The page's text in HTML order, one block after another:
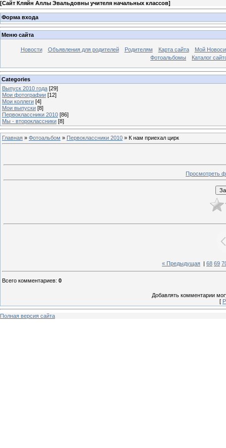
[Сайт Кляйн Аллы Эвальдовны учителя начальных классов]
Форма входа
Меню сайта
Новости Объявления для родителей Родителям Карта сайта
Мой
Фотоальбомы
Каталог
Categories
Выпуск 2010 года [29]
Мои фотографии [12]
Мои коллеги [4]
Мои выпуски [8]
Первоклассники 2010 [86]
Мы - второклассники [8]
Главная » Фотоальбом » Первоклассники 2010 » К нам приехал цирк
Просмотреть
« Предыдущая 68 69
Всего комментариев: 0
Добавлять комментарии
[
Полная версия сайта